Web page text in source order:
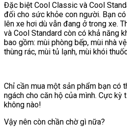
Đặc biệt Cool Classic và Cool
đối cho sức khỏe con người. Bạn
lên xe hơi dù vẫn đang ở trong xe.
và Cool Standard còn có khả năng
bao gồm: mùi phòng bếp, mùi nhà
thùng rác, mùi tủ lạnh, mùi khói
Chỉ cần mua một sản phẩm bạn có
ngách cho căn hộ của mình. Cực kỳ
không nào!
Vậy nên còn chần chờ gì nữa?